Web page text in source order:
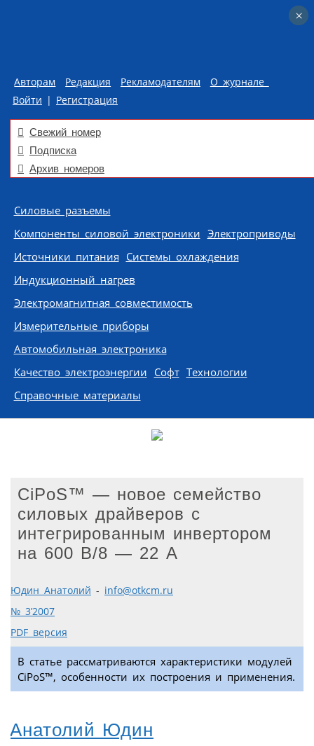
Авторам Редакция Рекламодателям
О журнале
Войти | Регистрация
Свежий номер
Подписка
Архив номеров
Skip to content
Силовые разъемы
Компоненты силовой электроники Электроприводы
Источники питания Системы охлаждения
Индукционный нагрев
Электромагнитная совместимость
Измерительные приборы
Автомобильная электроника
Качество электроэнергии Софт Технологии
Справочные материалы
CiPoS™ — новое семейство
силовых драйверов с
интегрированным инвертором
на 600 В/8 — 22 A
Юдин Анатолий - info@otkcm.ru
№ 3’2007
PDF версия
В статье рассматриваются характеристики модулей
CiPoS™, особенности их построения и применения.
Анатолий Юдин
×
×